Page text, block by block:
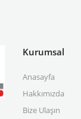
Kurumsal
Anasayfa
Hakkımızda
Bize Ulaşın